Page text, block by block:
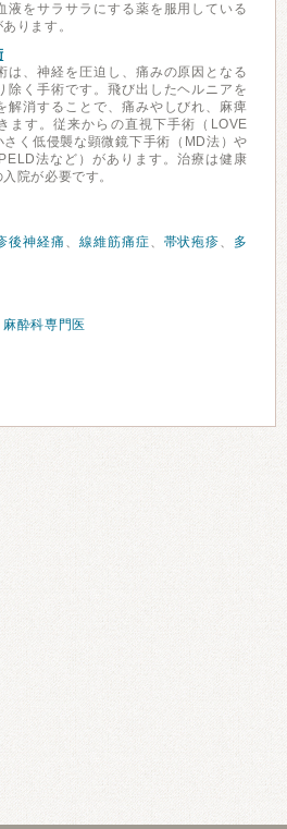
液をサラサラにする薬を服用している
ります。
は、神経を圧迫し、痛みの原因となる
除く手術です。飛び出したヘルニアを
解消することで、痛みやしびれ、麻痺
ます。従来からの直視下手術（LOVE
く低侵襲な顕微鏡下手術（MD法）や
法など）があります。治療は健康
院が必要です。
後神経痛 、 線維筋痛症、 帯状疱疹、 多
麻酔科専門医